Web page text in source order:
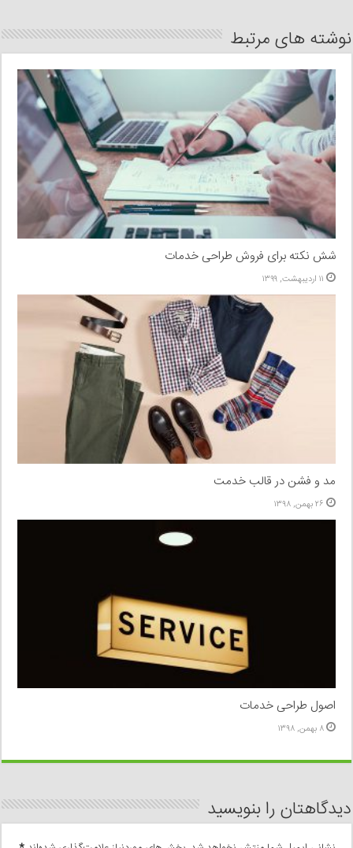
نوشته های مرتبط
شش نکته برای فروش طراحی خدمات
۱۱ اردیبهشت, ۱۳۹۹
مد و فشن در قالب خدمت
۲۶ بهمن, ۱۳۹۸
اصول طراحی خدمات
۸ بهمن, ۱۳۹۸
دیدگاهتان را بنویسید